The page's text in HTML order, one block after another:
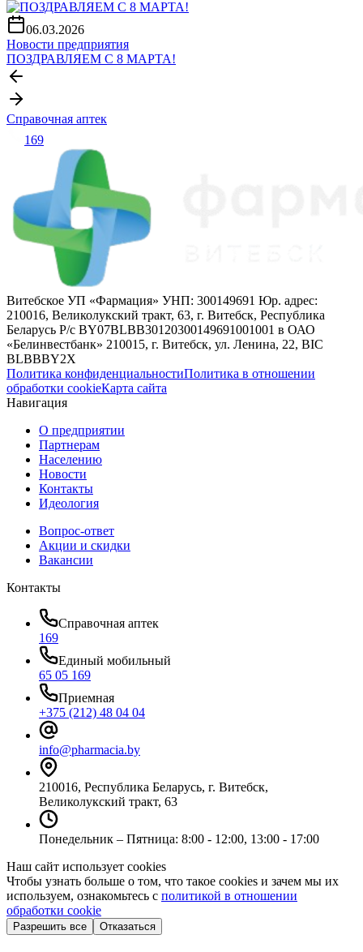
06.03.2026
Новости предприятия
ПОЗДРАВЛЯЕМ С 8 МАРТА!
Справочная аптек
169
Витебское УП «Фармация» УНП: 300149691 Юр. адрес:
210016, Великолукский тракт, 63, г. Витебск, Республика
Беларусь Р/с BY07BLBB30120300149691001001 в ОАО
«Белинвестбанк» 210015, г. Витебск, ул. Ленина, 22, BIC
BLBBBY2X
Политика конфиденциальностиПолитика в отношении
обработки cookieКарта сайта
Навигация
О предприятии
Партнерам
Населению
Новости
Контакты
Идеология
Вопрос-ответ
Акции и скидки
Вакансии
Контакты
Справочная аптек
169
Единый мобильный
65 05 169
Приемная
+375 (212) 48 04 04
info@pharmacia.by
210016, Республика Беларусь, г. Витебск,
Великолукский тракт, 63
Понедельник – Пятница: 8:00 - 12:00, 13:00 - 17:00
Наш сайт использует cookies
Чтобы узнать больше о том, что такое cookies и зачем мы их
используем, ознакомьтесь с политикой в отношении
обработки cookie
Разрешить все Отказаться